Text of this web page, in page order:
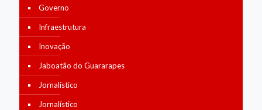
Governo
Infraestrutura
Inovação
Jaboatão do Guararapes
Jornalístico
Jornalístico